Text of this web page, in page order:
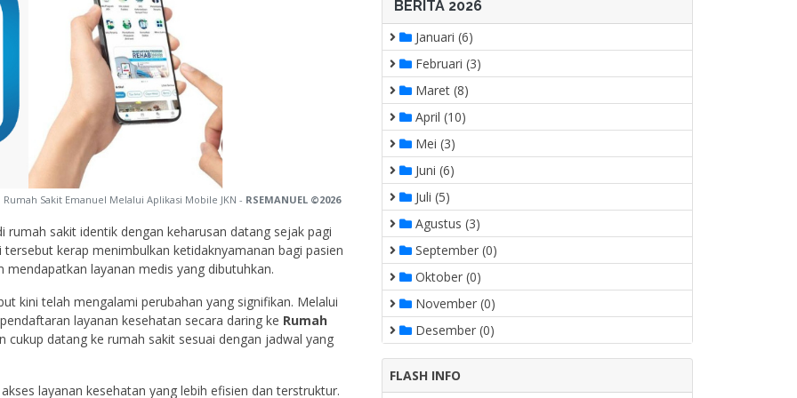
Sakit Emanuel Melalui Aplikasi Mobile JKN - RSEMANUEL ©2026
sakit identik dengan keharusan datang sejak pagi
kerap menimbulkan ketidaknyamanan bagi pasien
layanan medis yang dibutuhkan.
kini telah mengalami perubahan yang signifikan. Melalui
layanan kesehatan secara daring ke Rumah
cukup datang ke rumah sakit sesuai dengan jadwal yang
layanan kesehatan yang lebih efisien dan terstruktur.
BERITA 2026
Januari (6)
Februari (3)
Maret (8)
April (10)
Mei (3)
Juni (6)
Juli (5)
Agustus (3)
September (0)
Oktober (0)
November (0)
Desember (0)
FLASH INFO